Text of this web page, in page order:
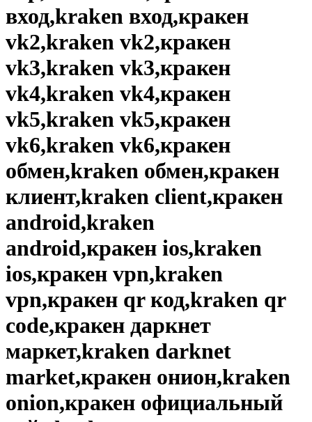
вход,kraken вход,кракен
vk2,kraken vk2,кракен
vk3,kraken vk3,кракен
vk4,kraken vk4,кракен
vk5,kraken vk5,кракен
vk6,kraken vk6,кракен
обмен,kraken обмен,кракен
клиент,kraken client,кракен
android,kraken
android,кракен ios,kraken
ios,кракен vpn,kraken
vpn,кракен qr код,kraken qr
code,кракен даркнет
маркет,kraken darknet
market,кракен онион,kraken
onion,кракен официальный